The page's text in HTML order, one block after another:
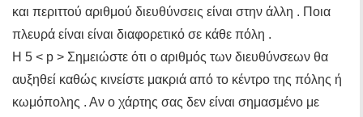
και περιττού αριθμού διευθύνσεις είναι στην άλλη . Ποια
πλευρά είναι είναι διαφορετικό σε κάθε πόλη .
Η 5 < p > Σημειώστε ότι ο αριθμός των διευθύνσεων θα
αυξηθεί καθώς κινείστε μακριά από το κέντρο της πόλης ή
κωμόπολης . Αν ο χάρτης σας δεν είναι σημασμένο με